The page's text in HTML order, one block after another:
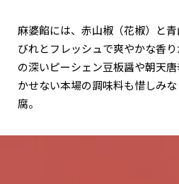
麻婆餡には、赤山椒（花椒）と
びれとフレッシュで爽やかな香
の深いピーシェン豆板醤や朝天
かせない本場の調味料も惜しみ
腐。